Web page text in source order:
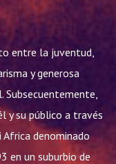
entre la juventud,
y generosa
Subsecuentemente,
y su público a través
denominado
en un suburbio de